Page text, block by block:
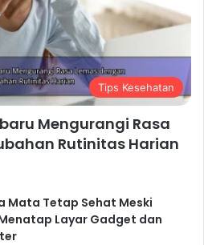
Tips Kesehatan
Mengurangi Rasa
Rutinitas Harian
Mata Tetap Sehat Meski
Layar Gadget dan